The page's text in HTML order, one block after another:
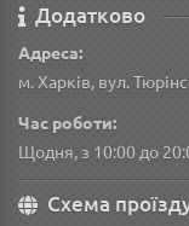
Додатково
Адреса:
м. Харків, вул.
Час роботи:
Щодня, з 10:00 до
Схема